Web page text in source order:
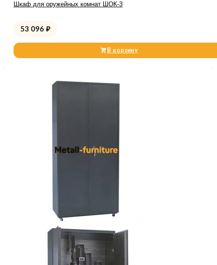
Шкаф для оружейных комнат ШОК-3
53 096 ₽
В корзину